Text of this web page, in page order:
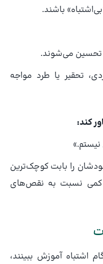
باشند.
تحسین می‌شوند.
تحقیر یا طرد مواجه
کند:
را بابت کوچک‌ترین
کمی نسبت به نقص‌های
اشتباه آموزش ببینند،